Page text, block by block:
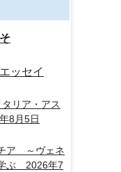
ッセイ
リア・アス
8月5日
ア ～ヴェネ
ぶ 2026年7